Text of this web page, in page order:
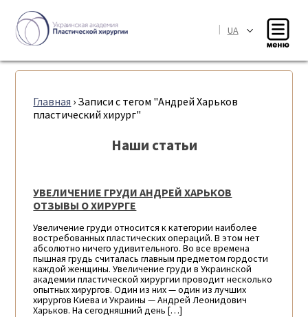
| UA
Главная › Записи с тегом "Андрей Харьков
пластический хирург"
Наши статьи
УВЕЛИЧЕНИЕ ГРУДИ АНДРЕЙ ХАРЬКОВ
ОТЗЫВЫ О ХИРУРГЕ
Увеличение груди относится к категории наиболее
востребованных пластических операций. В этом нет
абсолютно ничего удивительного. Во все времена
пышная грудь считалась главным предметом гордости
каждой женщины. Увеличение груди в Украинской
академии пластической хирургии проводит несколько
опытных хирургов. Один из них — один из лучших
хирургов Киева и Украины — Андрей Леонидович
Харьков. На сегодняшний день […]